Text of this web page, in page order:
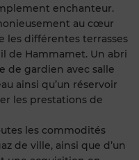
enchanteur.
au cœur
les différentes terrasses
de Hammamet. Un abri
de gardien avec salle
ainsi qu’un réservoir
les prestations de
les commodités
de ville, ainsi que d’un